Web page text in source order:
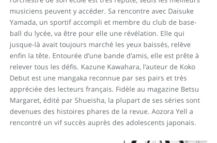
musiciens peuvent y accéder. Sa rencontre avec Daisuke
Yamada, un sportif accompli et membre du club de base-
ball du lycée, va être pour elle une révélation. Elle qui
jusque-là avait toujours marché les yeux baissés, relève
enfin la tête. Entourée d’une bande d’amis, elle est prête à
relever tous les défis. Kazune Kawahara, l’auteur de Koko
Debut est une mangaka reconnue par ses pairs et très
appréciée des lecteurs français. Fidèle au magazine Betsu
Margaret, édité par Shueisha, la plupart de ses séries sont
devenues des histoires phares de la revue. Aozora Yell a
rencontré un vif succès auprès des adolescents japonais.